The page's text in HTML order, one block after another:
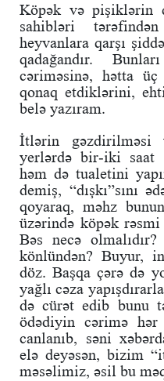
Köpək və pişiklərin
sahibləri
heyvanlara qarşı
qadağandır.
cəriməsinə, hətta
qonaq etdiklərini,
belə yazıram.
İtlərin gəzdirilməsi
yerlərdə bir-iki saat
həm də tualetini
demiş, “dışkı”sını
qoyaraq, məhz
üzərində köpək
Bəs necə
könlündən? Buyur,
döz. Başqa çərə də
yağlı cəza
də cürət edib bunu
ödədiyin cərimə hər
canlanıb, səni
elə deyəsən, bizim
məsəlimiz, əsil bu